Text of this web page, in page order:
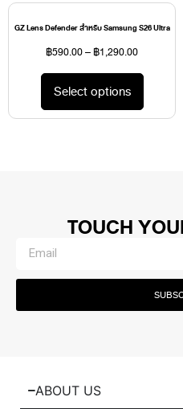
GZ Lens Defender สำหรับ Samsung S26 Ultra
฿590.00–฿1,290.00
Select options
TOUCH
ABOUT US